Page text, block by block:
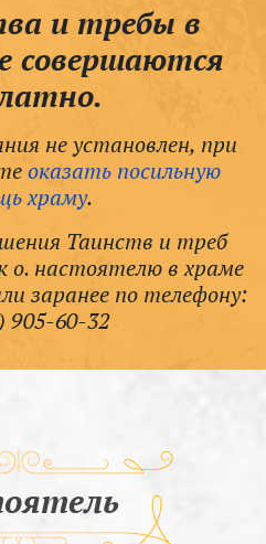
и требы в
совершаются
не установлен, при
оказать посильную
храму.
Таинств и треб
настоятелю в храме
заранее по телефону:
905-60-32